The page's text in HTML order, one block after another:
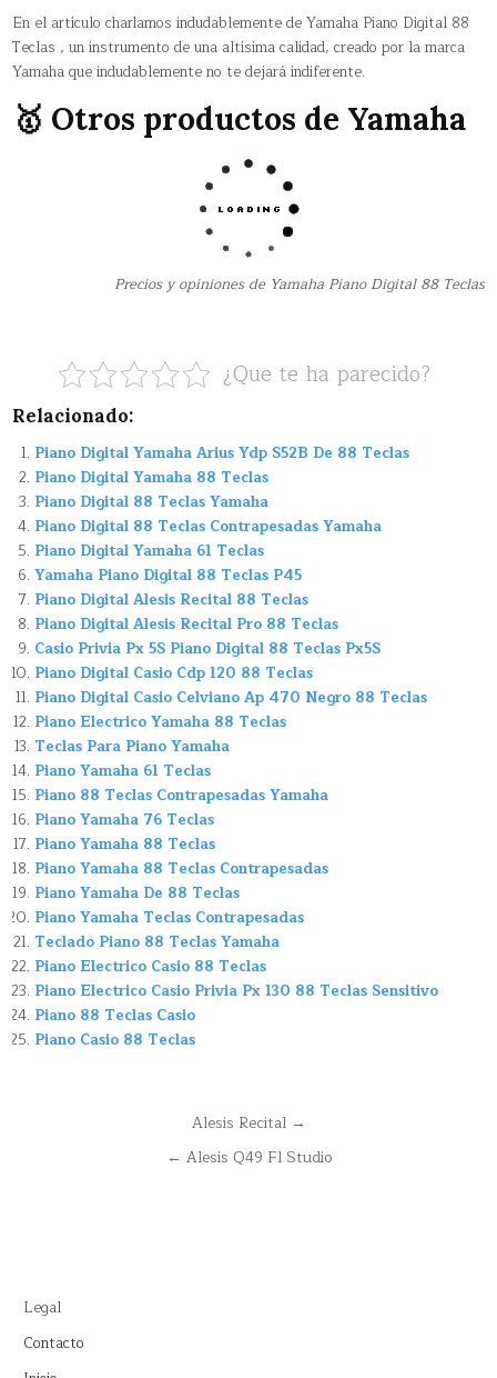
En el artículo charlamos indudablemente de Yamaha Piano Digital 88
Teclas , un instrumento de una altísima calidad, creado por la marca
Yamaha que indudablemente no te dejará indiferente.
🥇 Otros productos de Yamaha
Precios y opiniones de Yamaha Piano Digital 88 Teclas
¿Que te ha parecido?
Relacionado:
Piano Digital Yamaha Arius Ydp S52B De 88 Teclas
Piano Digital Yamaha 88 Teclas
Piano Digital 88 Teclas Yamaha
Piano Digital 88 Teclas Contrapesadas Yamaha
Piano Digital Yamaha 61 Teclas
Yamaha Piano Digital 88 Teclas P45
Piano Digital Alesis Recital 88 Teclas
Piano Digital Alesis Recital Pro 88 Teclas
Casio Privia Px 5S Piano Digital 88 Teclas Px5S
Piano Digital Casio Cdp 120 88 Teclas
Piano Digital Casio Celviano Ap 470 Negro 88 Teclas
Piano Electrico Yamaha 88 Teclas
Teclas Para Piano Yamaha
Piano Yamaha 61 Teclas
Piano 88 Teclas Contrapesadas Yamaha
Piano Yamaha 76 Teclas
Piano Yamaha 88 Teclas
Piano Yamaha 88 Teclas Contrapesadas
Piano Yamaha De 88 Teclas
Piano Yamaha Teclas Contrapesadas
Teclado Piano 88 Teclas Yamaha
Piano Electrico Casio 88 Teclas
Piano Electrico Casio Privia Px 130 88 Teclas Sensitivo
Piano 88 Teclas Casio
Piano Casio 88 Teclas
Alesis Recital →
← Alesis Q49 Fl Studio
Legal
Contacto